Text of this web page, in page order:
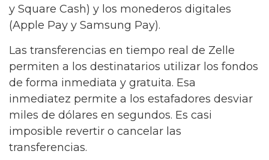
y Square Cash) y los monederos digitales
(Apple Pay y Samsung Pay).
Las transferencias en tiempo real de Zelle
permiten a los destinatarios utilizar los fondos
de forma inmediata y gratuita. Esa
inmediatez permite a los estafadores desviar
miles de dólares en segundos. Es casi
imposible revertir o cancelar las
transferencias.